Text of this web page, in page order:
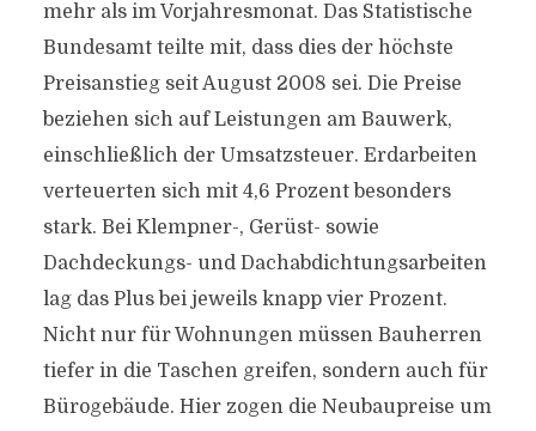
mehr als im Vorjahresmonat. Das Statistische
Bundesamt teilte mit, dass dies der höchste
Preisanstieg seit August 2008 sei. Die Preise
beziehen sich auf Leistungen am Bauwerk,
einschließlich der Umsatzsteuer. Erdarbeiten
verteuerten sich mit 4,6 Prozent besonders
stark. Bei Klempner-, Gerüst- sowie
Dachdeckungs- und Dachabdichtungsarbeiten
lag das Plus bei jeweils knapp vier Prozent.
Nicht nur für Wohnungen müssen Bauherren
tiefer in die Taschen greifen, sondern auch für
Bürogebäude. Hier zogen die Neubaupreise um